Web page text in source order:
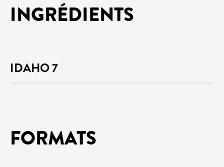
INGRÉDIENTS
IDAHO 7
FORMATS